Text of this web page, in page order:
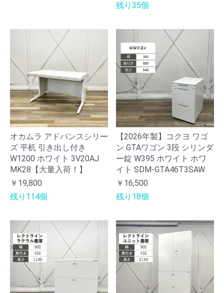
残り35個
オカムラ アドバンスシリー
ズ 平机 引き出し付き
W1200 ホワイト 3V20AJ
MK28【大量入荷！】
￥19,800
残り114個
【2026年製】コクヨ ワゴ
ン GTAワゴン 3段 シリンダ
ー錠 W395 ホワイト ホワ
イト SDM-GTA46T3SAW
￥16,500
残り18個